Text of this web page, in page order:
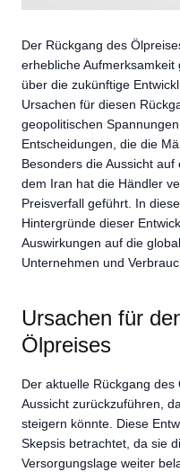
Der Rückgang des
erhebliche
über die zukünftige
Ursachen für diesen
geopolitischen
Entscheidungen, die die
Besonders die Aussicht
dem Iran hat die Händler
Preisverfall geführt. In
Hintergründe dieser
Auswirkungen auf die
Unternehmen und
Ursachen für
Ölpreises
Der aktuelle Rückgang
Aussicht zurückzuführen,
steigern könnte. Diese
Skepsis betrachtet, da sie
Versorgungslage weiter